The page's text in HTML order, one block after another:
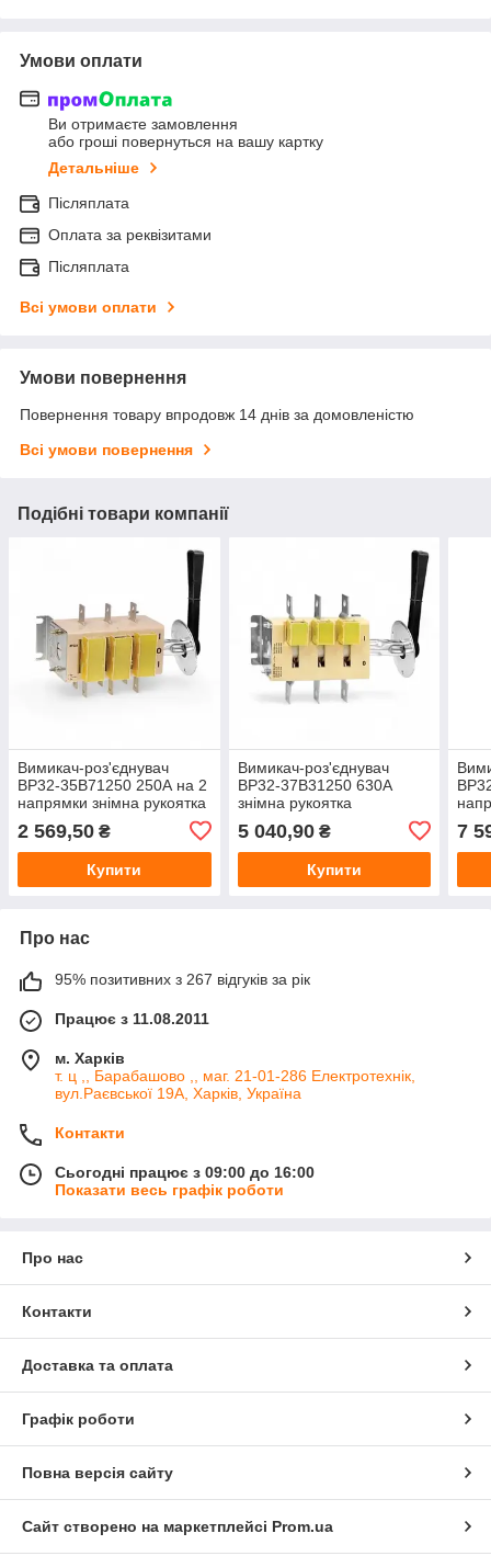
Умови оплати
Ви отримаєте замовлення
або гроші повернуться на вашу картку
Детальніше
Післяплата
Оплата за реквізитами
Післяплата
Всі умови оплати
Умови повернення
Повернення товару впродовж 14 днів за домовленістю
Всі умови повернення
Подібні товари компанії
Вимикач-роз'єднувач
ВР32-35B71250 250А на 2
напрямки знімна рукоятка
2 569,50 ₴
Купити
Вимикач-роз'єднувач
ВР32-37В31250 630А
знімна рукоятка
5 040,90₴
Купити
7
Про нас
95% позитивних з 267 відгуків за рік
Працює з 11.08.2011
м. Харків
т. ц ,, Барабашово ,, маг. 21-01-286 Електротехнік,
вул.Раєвської 19А, Харків, Україна
Контакти
Сьогодні працює з 09:00 до 16:00
Показати весь графік роботи
Про нас
Контакти
Доставка та оплата
Графік роботи
Повна версія сайту
Сайт створено на маркетплейсі Prom.ua